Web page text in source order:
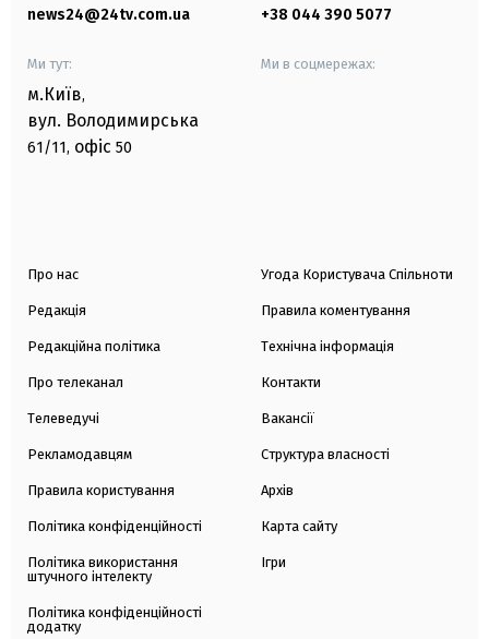
news24@24tv.com.ua +38 044 390 5077
Ми тут:
м.Київ,
вул. Володимирська
61/11, офіс 50
Ми в соцмережах:
Про нас
Редакція
Редакційна політика
Про телеканал
Телеведучі
Рекламодавцям
Правила користування
Політика конфіденційності
Політика використання
штучного інтелекту
Політика конфіденційності
додатку
Угода Користувача Спільноти
Правила коментування
Технічна інформація
Контакти
Вакансії
Структура власності
Архів
Карта сайту
Ігри